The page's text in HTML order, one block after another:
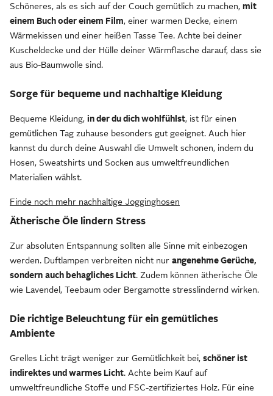
Schöneres, als es sich auf der Couch gemütlich zu machen, mit
einem Buch oder einem Film, einer warmen Decke, einem
Wärmekissen und einer heißen Tasse Tee. Achte bei deiner
Kuscheldecke und der Hülle deiner Wärmflasche darauf, dass sie
aus Bio-Baumwolle sind.
Sorge für bequeme und nachhaltige Kleidung
Bequeme Kleidung, in der du dich wohlfühlst, ist für einen
gemütlichen Tag zuhause besonders gut geeignet. Auch hier
kannst du durch deine Auswahl die Umwelt schonen, indem du
Hosen, Sweatshirts und Socken aus umweltfreundlichen
Materialien wählst.
Finde noch mehr nachhaltige Jogginghosen
Ätherische Öle lindern Stress
Zur absoluten Entspannung sollten alle Sinne mit einbezogen
werden. Duftlampen verbreiten nicht nur angenehme Gerüche,
sondern auch behagliches Licht. Zudem können ätherische Öle
wie Lavendel, Teebaum oder Bergamotte stresslindernd wirken.
Die richtige Beleuchtung für ein gemütliches
Ambiente
Grelles Licht trägt weniger zur Gemütlichkeit bei, schöner ist
indirektes und warmes Licht. Achte beim Kauf auf
umweltfreundliche Stoffe und FSC-zertifiziertes Holz. Für eine